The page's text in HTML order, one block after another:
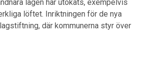
lägen har utökats, exempelvis
löftet. Inriktningen för de nya
där kommunerna styr över